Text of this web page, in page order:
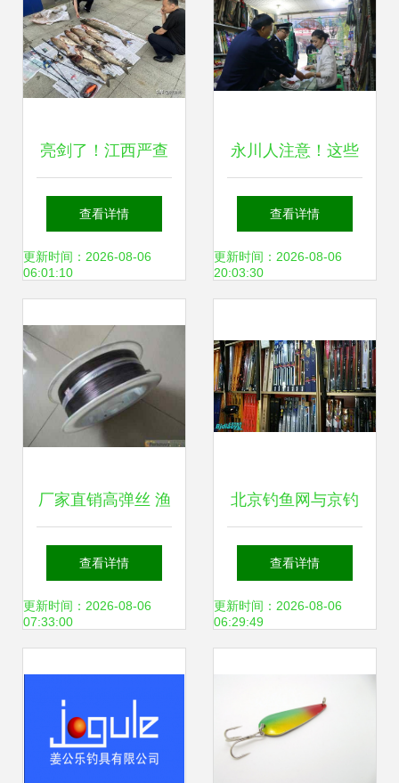
亮剑了！江西严查
违规垂钓，3类钓
鱼行为成执法重
规
查看详情
更新时间：2026-08-06
06:01:10
永川人注意！这些
东西被禁用，快看
你家有吗？——渔
查看详情
更新时间：2026-08-06
20:03:30
厂家直销高弹丝 渔
具专用的记忆镍钛
合金丝，可加工定
查看详情
更新时间：2026-08-06
07:33:00
北京钓鱼网与京钓
网的数字化转身 从
论坛土壤到生态渔
查看详情
更新时间：2026-08-06
06:29:49